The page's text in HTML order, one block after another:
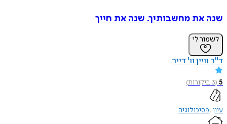
שנה את מחשבותיך. שנה את חייך
לשמור לי
ד"ר וויין וו' דייר
5
(
3ביקורות)
עיון פסיכולוגיה